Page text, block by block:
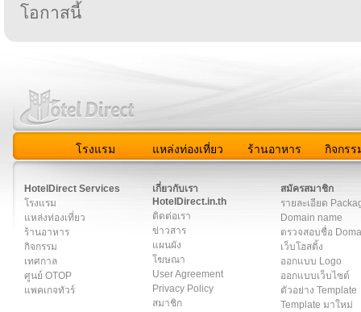
โอกาสนี้
โรงแรม แหล่งท่องเที่ยว ร้านอาหาร กิจกรร
HotelDirect Services
โรงแรม
แหล่งท่องเที่ยว
ร้านอาหาร
กิจกรรม
เทศกาล
ศูนย์ OTOP
แพคเกจทัวร์
เกี่ยวกับเรา
HotelDirect.in.th
ติดต่อเรา
ข่าวสาร
แผนผัง
โฆษณา
User Agreement
Privacy Policy
สมาชิก
สมัครสมาชิก
รายละเอียด
Domain name
ตรวจสอบชื่อ
เว็บโฮสติ้ง
ออกแบบ Logo
ออกแบบเว็บไซต์
ตัวอย่าง Template
Template มาใหม่